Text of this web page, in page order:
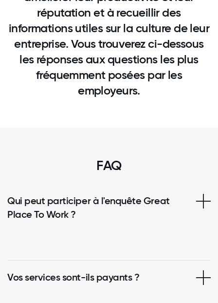
réputation et à recueillir des
informations utiles sur la culture de leur
entreprise. Vous trouverez ci-dessous
les réponses aux questions les plus
fréquemment posées par les
employeurs.
FAQ
Qui peut participer à l'enquête Great
Place To Work ?
Vos services sont-ils payants ?